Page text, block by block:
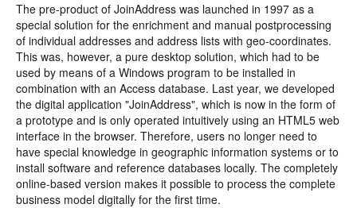
The pre-product of JoinAddress was launched in 1997 as a
special solution for the enrichment and manual postprocessing
of individual addresses and address lists with geo-coordinates.
This was, however, a pure desktop solution, which had to be
used by means of a Windows program to be installed in
combination with an Access database. Last year, we developed
the digital application "JoinAddress", which is now in the form of
a prototype and is only operated intuitively using an HTML5 web
interface in the browser. Therefore, users no longer need to
have special knowledge in geographic information systems or to
install software and reference databases locally. The completely
online-based version makes it possible to process the complete
business model digitally for the first time.